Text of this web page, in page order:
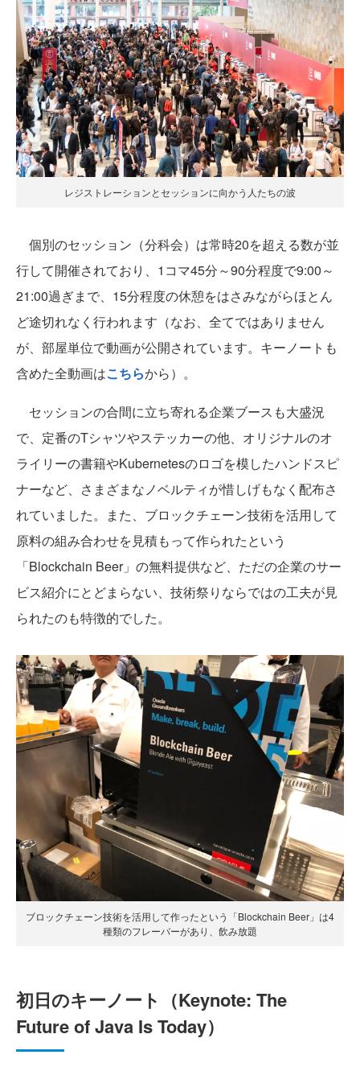
レジストレーションとセッションに向かう人たちの波
個別のセッション（分科会）は常時20を超える数が並
行して開催されており、1コマ45分～90分程度で9:00～
21:00過ぎまで、15分程度の休憩をはさみながらほとん
ど途切れなく行われます（なお、全てではありません
が、部屋単位で動画が公開されています。キーノートも
含めた全動画はこちらから）。
セッションの合間に立ち寄れる企業ブースも大盛況
で、定番のTシャツやステッカーの他、オリジナルのオ
ライリーの書籍やKubernetesのロゴを模したハンドスピ
ナーなど、さまざまなノベルティが惜しげもなく配布さ
れていました。また、ブロックチェーン技術を活用して
原料の組み合わせを見積もって作られたという
「Blockchain Beer」の無料提供など、ただの企業のサー
ビス紹介にとどまらない、技術祭りならではの工夫が見
られたのも特徴的でした。
ブロックチェーン技術を活用して作ったという「Blockchain Beer」は4
種類のフレーバーがあり、飲み放題
初日のキーノート（Keynote: The
Future of Java Is Today）